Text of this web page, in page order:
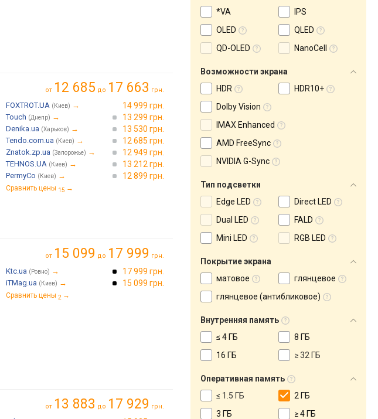
от 12 685 до 17 663 грн.
FOXTROT.UA (Киев) → 14 999 грн.
Touch (Днепр) → 13 299 грн.
Denika.ua (Харьков) → 13 530 грн.
Tendo.com.ua (Киев) → 12 685 грн.
Znatok.zp.ua (Запорожье) → 12 949 грн.
TEHNOS.UA (Киев) → 13 212 грн.
PermyCo (Киев) → 12 899 грн.
Сравнить цены 15 →
от 15 099 до 17 999 грн.
Ktc.ua (Ровно) → 17 999 грн.
iTMag.ua (Киев) → 15 099 грн.
Сравнить цены 2 →
от 13 883 до 17 929 грн.
*VA
IPS
OLED
QLED
QD-OLED
NanoCell
Возможности экрана
HDR
HDR10+
Dolby Vision
IMAX Enhanced
AMD FreeSync
NVIDIA G-Sync
Тип подсветки
Edge LED
Direct LED
Dual LED
FALD
Mini LED
RGB LED
Покрытие экрана
матовое
глянцевое
глянцевое (антибликовое)
Внутренняя память
≤ 4 ГБ
8 ГБ
16 ГБ
≥ 32 ГБ
Оперативная память
≤ 1.5 ГБ
2 ГБ
3 ГБ
≥ 4 ГБ